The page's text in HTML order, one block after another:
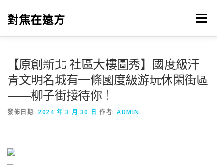
對焦在遠方 選單
【原創新北 社區大樓圖秀】國度級汗
青文明名城有一條國度級游玩休閑街區
——柳子街接待你！
發佈日期: 2024 年 3 月 30 日 作者: ADMIN